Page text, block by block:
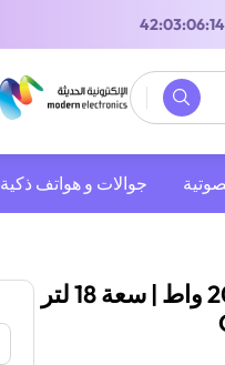
جوالات و هواتف ذكية
مكنسة هيتاشي برميلية | 2000 واط | سعة 18 لتر